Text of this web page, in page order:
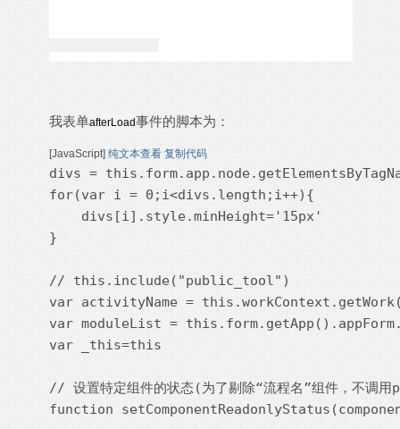
我表单afterLoad事件的脚本为：
[JavaScript] 纯文本查看 复制代码
divs =
for(var i = 0;i<divs.length;i++){
    divs[i].style.minHeight='15px'
}
// this.include("public_tool")
var activityName =
var moduleList =
var _this=this
// 设置特定组件的状态(为了剔除“流程名”组件，不调
function